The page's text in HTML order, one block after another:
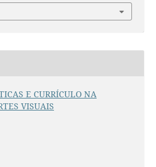
E CURRÍCULO NA
VISUAIS